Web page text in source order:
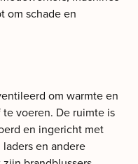
om schade en
om warmte en
voeren. De ruimte is
en ingericht met
en andere